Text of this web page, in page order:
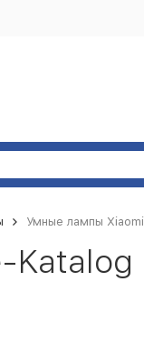
Умные лампы
Katalog